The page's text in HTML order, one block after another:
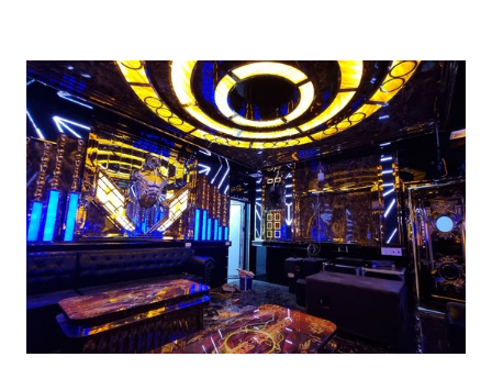
thất bàn karaoke , cửa cách âm karaoke . Với đội ngũ công
nhân viên chuyên nghiệp làm việc theo hình thức dây
chuyền công nghiệp. Với sự hỗ trợ của hàng loạt máy móc
hiện đại, công nghệ cao…Chúng tôi tự tin sẽ đáp ứng đầyđủ
các yêu cầu về chất lượng, quy cách sản phẩm… tự tin với giá
thành rẻ và cạnh tranh nhất. Chúng tôi mong tất cả quý
khách có ý định kinh doanh karaoke hãy dành chút thời gian
thăm và tham quan các công trình chúng tôi đã làm tại Bắc
Ninh khu showroom, khu sản xuất của chún...